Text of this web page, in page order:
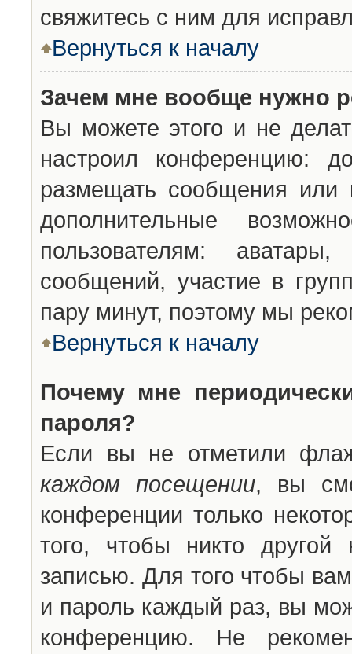
свяжитесь с ним для
Вернуться к началу
Зачем мне вообще нужно
Вы можете этого и не
настроил конференцию:
размещать сообщения или
дополнительные
пользователям:
сообщений, участие в
пару минут, поэтому мы
Вернуться к началу
Почему мне
пароля?
Если вы не отметили
каждом посещении, вы
конференции только
того, чтобы никто другой
записью. Для того чтобы
и пароль каждый раз, вы
конференцию. Не